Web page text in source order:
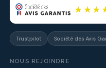
Trustpilot Société des Avis
NOUS REJOINDRE